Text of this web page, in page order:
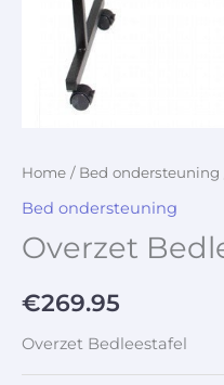
Home / Bed ondersteuning
Bed ondersteuning
Overzet
€269.95
Overzet Bedleestafel